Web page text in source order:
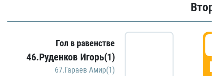
Гол в равенстве
46.Руденков Игорь(1)
67.Гараев Амир(1)